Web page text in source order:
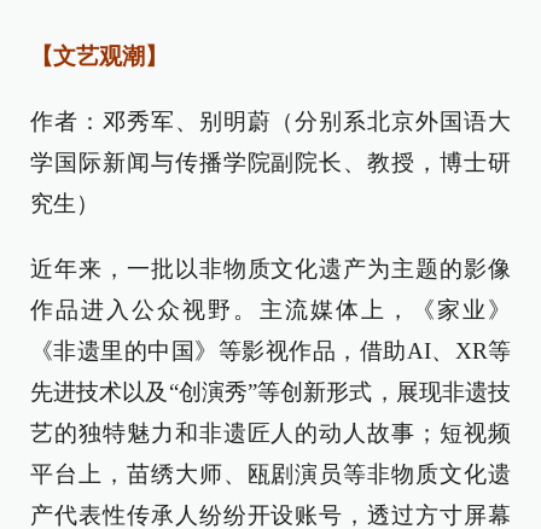
【文艺观潮】
作者：邓秀军、别明蔚（分别系北京外国语大
学国际新闻与传播学院副院长、教授，博士研
究生）
近年来，一批以非物质文化遗产为主题的影像
作品进入公众视野。主流媒体上，《家业》
《非遗里的中国》等影视作品，借助AI、XR等
先进技术以及“创演秀”等创新形式，展现非遗技
艺的独特魅力和非遗匠人的动人故事；短视频
平台上，苗绣大师、瓯剧演员等非物质文化遗
产代表性传承人纷纷开设账号，透过方寸屏幕